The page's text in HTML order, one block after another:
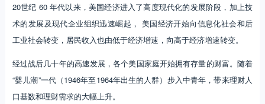
20世纪 60 年代以来，美国经济进入了高度现代化的发展阶段，加上技
术的发展及现代企业组织迅速崛起， 美国经济开始向信息化社会和后
工业社会转变，居民收入也由低于经济增速，向高于经济增速转变。
经过战后几十年的高速发展，各个美国家庭开始拥有存量的财富。随着
“婴儿潮”一代（1946年至1964年出生的人群）步入中青年，带来理财人
口基数和理财需求的大幅上升。